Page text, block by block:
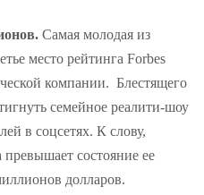
Самая молодая из
место рейтинга Forbes
компании. Блестящего
семейное реалити-шоу
в соцсетях. К слову,
состояние ее
долларов.